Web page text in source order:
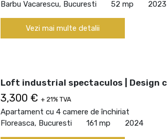
Barbu Vacarescu, Bucuresti
52 mp 2023
Vezi mai multe detalii
Loft industrial spectaculos | Design
3,300 € + 21% TVA
Apartament cu 4 camere de închiriat
Floreasca, Bucuresti
161 mp 2024